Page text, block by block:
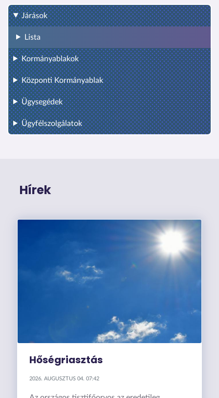
Járások
Lista
Kormányablakok
Központi Kormányablak
Ügysegédek
Ügyfélszolgálatok
Hírek
Hőségriasztás
2026. AUGUSZTUS 04. 07:42